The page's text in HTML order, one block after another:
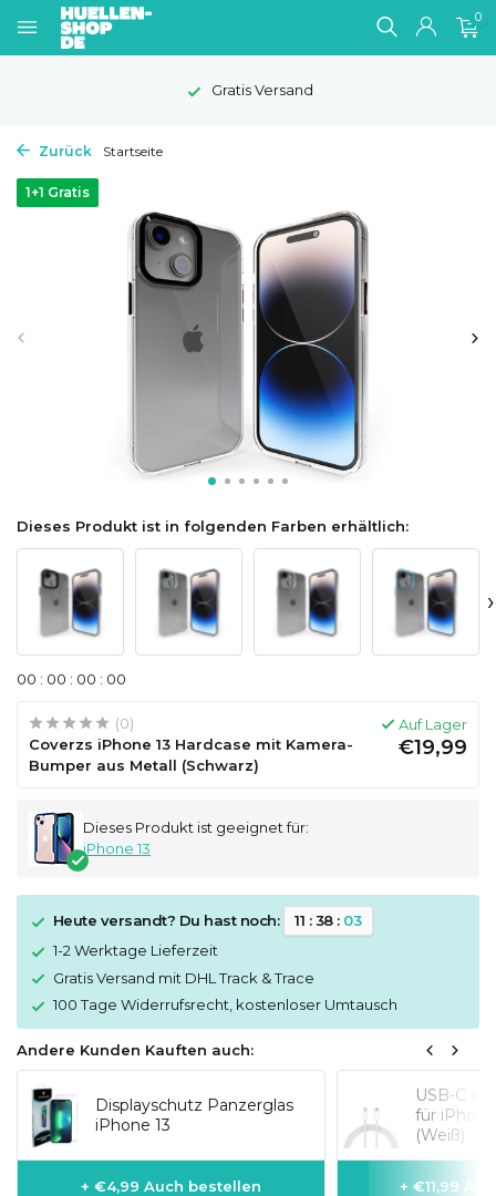
0
1-2 Werktage Lieferzeit
Zurück Startseite
1+1 Gratis
Dieses Produkt ist in folgenden Farben erhältlich:
›
00 : 00 : 00 : 00
(0)
Coverzs iPhone 13 Hardcase mit Kamera-
Bumper aus Metall (Schwarz)
Auf Lager
€19,99
Dieses Produkt ist geeignet für:
iPhone 13
Heute versandt? Du hast noch: 11 :38: 03
1-2 Werktage Lieferzeit
Gratis Versand mit DHL Track & Trace
100 Tage Widerrufsrecht, kostenloser Umtausch
Andere Kunden Kauften auch:
Displayschutz Panzerglas
iPhone 13
+ €4,99 Auch bestellen
USB-C
für
(Weiß)
+ €11,99